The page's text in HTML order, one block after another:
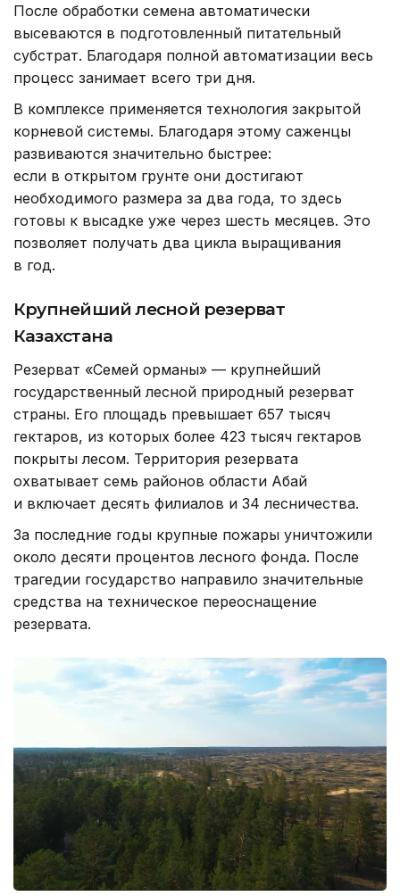
После обработки семена автоматически
высеваются в подготовленный питательный
субстрат. Благодаря полной автоматизации весь
процесс занимает всего три дня.
В комплексе применяется технология закрытой
корневой системы. Благодаря этому саженцы
развиваются значительно быстрее:
если в открытом грунте они достигают
необходимого размера за два года, то здесь
готовы к высадке уже через шесть месяцев. Это
позволяет получать два цикла выращивания
в год.
Крупнейший лесной резерват
Казахстана
Резерват «Семей орманы» — крупнейший
государственный лесной природный резерват
страны. Его площадь превышает 657 тысяч
гектаров, из которых более 423 тысяч гектаров
покрыты лесом. Территория резервата
охватывает семь районов области Абай
и включает десять филиалов и 34 лесничества.
За последние годы крупные пожары уничтожили
около десяти процентов лесного фонда. После
трагедии государство направило значительные
средства на техническое переоснащение
резервата.